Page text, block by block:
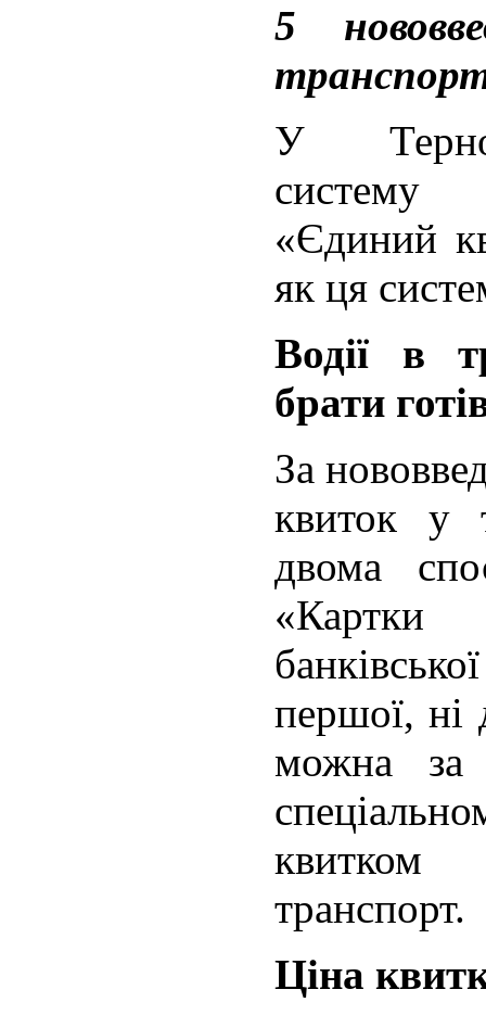
5
У
систему
«Єдиний
як ця
Водії в
брати
За
квиток у
двома
«Картки
першої, ні
можна за
квитком
транспорт.
Ціна